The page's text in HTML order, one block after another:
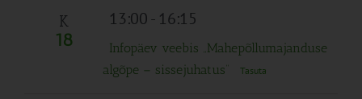
K
18
13:00- 16:15
Infopäev veebis „Mahepõllumajanduse
algõpe – sissejuhatus“
Tasuta